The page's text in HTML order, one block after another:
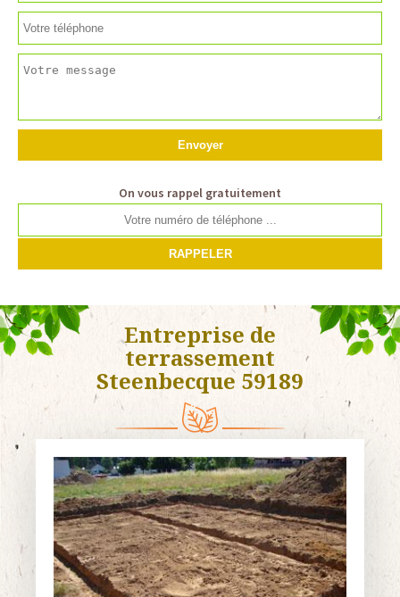
On vous rappel gratuitement
Entreprise de
terrassement
Steenbecque 59189